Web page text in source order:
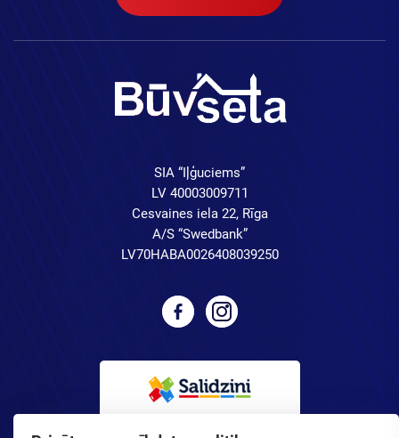
SIA “Iļģuciems”
LV 40003009711
Cesvaines iela 22, Rīga
A/S “Swedbank”
LV70HABA0026408039250